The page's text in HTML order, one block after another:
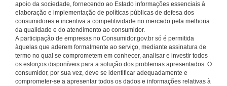
apoio da sociedade, fornecendo ao Estado informações essenciais à
elaboração e implementação de políticas públicas de defesa dos
consumidores e incentiva a competitividade no mercado pela melhoria
da qualidade e do atendimento ao consumidor.
A participação de empresas no Consumidor.gov.br só é permitida
àquelas que aderem formalmente ao serviço, mediante assinatura de
termo no qual se comprometem em conhecer, analisar e investir todos
os esforços disponíveis para a solução dos problemas apresentados. O
consumidor, por sua vez, deve se identificar adequadamente e
comprometer-se a apresentar todos os dados e informações relativas à